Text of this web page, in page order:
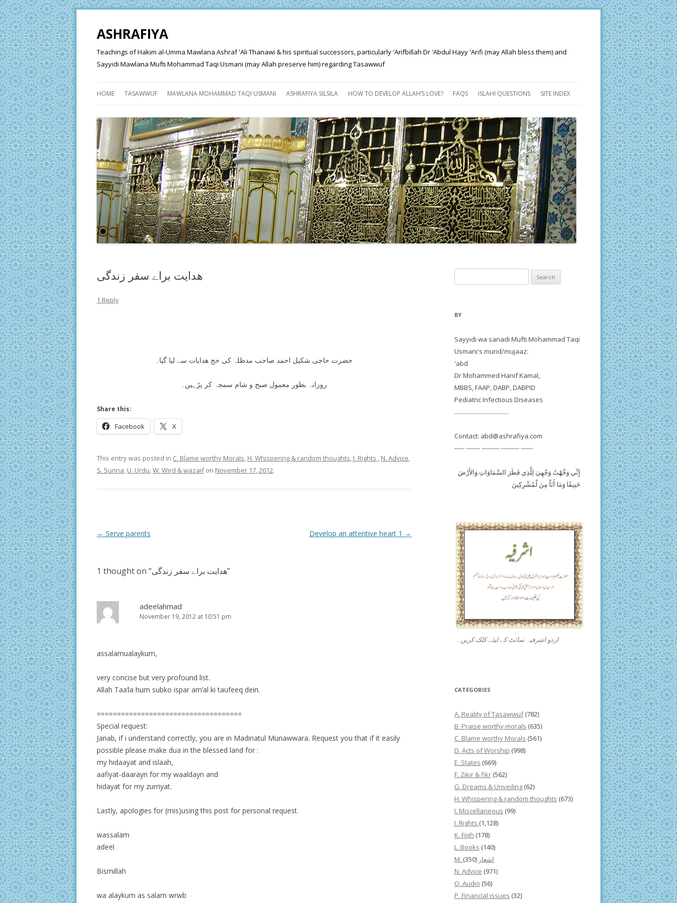
ASHRAFIYA
Teachings of Hakim al-Umma Mawlana Ashraf 'Ali Thanawi & his spiritual successors, particularly 'Arifbillah Dr 'Abdul Hayy 'Arifi (may Allah bless them) and
Sayyidi Mawlana Mufti Mohammad Taqi Usmani (may Allah preserve him) regarding Tasawwuf
HOME TASAWWUF MAWLANA MOHAMMAD TAQI USMANI ASHRAFIYA SILSILA
ASHRAFIYA PATH
FOR THE SEEKER
PROGRESS EXPLAINED
HOW TO DEVELOP ALLAH’S LOVE? FAQS ISLAHI QUESTIONS SITE INDEX
ھدایت براے سفر زندگی
1 Reply
حضرت حاجی شكیل احمد صاحب مدظلہ كی حج ھدایات سے لیا گیا۔
روزانہ بطور معمول صبح و شام سمجہ کر پڑہیں۔
Share this:
Facebook X
This entry was posted in C. Blame worthy Morals, H. Whispering & random thoughts, J. Rights , N. Advice,
S. Sunna, U. Urdu,W. Wird & wazaifon November 17, 2012.
Post
← Serve parents Develop an attentive heart 1 →
1 thought on “ھدایت براے سفر زندگی”
adeelahmad
November 19, 2012 at 10:51 pm
assalamualaykum,
very concise but very profound list.
Allah Taa’la hum subko ispar am’al ki taufeeq dein.
====================================
Special request:
Janab, if i understand correctly, you are in Madinatul Munawwara. Request you that if it easily
possible please make dua in the blessed land for :
my hidaayat and islaah,
aafiyat-daarayn for my waaldayn and
hidayat for my zurriyat.
Lastly, apologies for (mis)using this post for personal request.
wassalam
adeel
Bismillah
wa alaykum as salam wrwb
for:
BY
Sayyidi wa sanadi Mufti Mohammad Taqi
Usmani's murid/mujaaz:
'abd
Dr Mohammed Hanif Kamal,
MBBS, FAAP, DABP, DABPID
Pediatric Infectious Diseases
....................................
Contact: abd@ashrafiya.com
----- ------- --------- --------- ------
إِنِّي وَجَّهْتُ وَجْهِيَ لِلَّذِي فَطَرَ السَّمَاوَاتِ وَالأَرْضَ
حَنِيفًا وَمَا أَنَاْ مِنَ لْمُشْرِكِينَ
اردو اشرفیہ سائٹ کے لیئے کلک کریں۔
CATEGORIES
A. Reality of Tasawwuf(782)
B. Praise worthy morals (635)
C. Blame worthy Morals (561)
D. Acts of Worship (998)
E. States (669)
F. Zikir & fikr (562)
G. Dreams & Unveiling (62)
H. Whispering & random thoughts (673)
I. Miscellaneous (99)
J. Rights (1,128)
K. Fiqh (178)
L. Books (140)
M. اشعار (350)
N. Advice (971)
O. Audio (56)
P. Financial issues (32)